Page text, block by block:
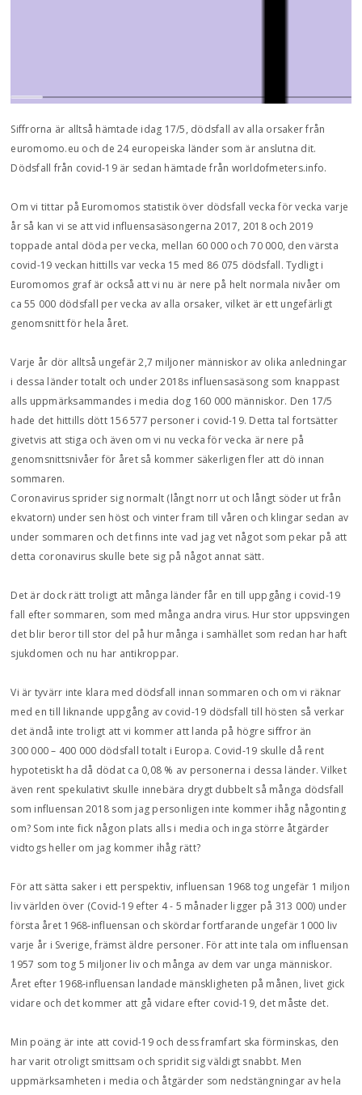
Siffrorna är alltså hämtade idag 17/5, dödsfall av alla orsaker från
euromomo.eu och de 24 europeiska länder som är anslutna dit.
Dödsfall från covid-19 är sedan hämtade från worldofmeters.info.
Om vi tittar på Euromomos statistik över dödsfall vecka för vecka varje
år så kan vi se att vid influensasäsongerna 2017, 2018 och 2019
toppade antal döda per vecka, mellan 60 000 och 70 000, den värsta
covid-19 veckan hittills var vecka 15 med 86 075 dödsfall. Tydligt i
Euromomos graf är också att vi nu är nere på helt normala nivåer om
ca 55 000 dödsfall per vecka av alla orsaker, vilket är ett ungefärligt
genomsnitt för hela året.
Varje år dör alltså ungefär 2,7 miljoner människor av olika anledningar
i dessa länder totalt och under 2018s influensasäsong som knappast
alls uppmärksammandes i media dog 160 000 människor. Den 17/5
hade det hittills dött 156 577 personer i covid-19. Detta tal fortsätter
givetvis att stiga och även om vi nu vecka för vecka är nere på
genomsnittsnivåer för året så kommer säkerligen fler att dö innan
sommaren.
Coronavirus sprider sig normalt (långt norr ut och långt söder ut från
ekvatorn) under sen höst och vinter fram till våren och klingar sedan av
under sommaren och det finns inte vad jag vet något som pekar på att
detta coronavirus skulle bete sig på något annat sätt.
Det är dock rätt troligt att många länder får en till uppgång i covid-19
fall efter sommaren, som med många andra virus. Hur stor uppsvingen
det blir beror till stor del på hur många i samhället som redan har haft
sjukdomen och nu har antikroppar.
Vi är tyvärr inte klara med dödsfall innan sommaren och om vi räknar
med en till liknande uppgång av covid-19 dödsfall till hösten så verkar
det ändå inte troligt att vi kommer att landa på högre siffror än
300 000 – 400 000 dödsfall totalt i Europa. Covid-19 skulle då rent
hypotetiskt ha då dödat ca 0,08 % av personerna i dessa länder. Vilket
även rent spekulativt skulle innebära drygt dubbelt så många dödsfall
som influensan 2018 som jag personligen inte kommer ihåg någonting
om? Som inte fick någon plats alls i media och inga större åtgärder
vidtogs heller om jag kommer ihåg rätt?
För att sätta saker i ett perspektiv, influensan 1968 tog ungefär 1 miljon
liv världen över (Covid-19 efter 4 - 5 månader ligger på 313 000) under
första året 1968-influensan och skördar fortfarande ungefär 1000 liv
varje år i Sverige, främst äldre personer. För att inte tala om influensan
1957 som tog 5 miljoner liv och många av dem var unga människor.
Året efter 1968-influensan landade mänskligheten på månen, livet gick
vidare och det kommer att gå vidare efter covid-19, det måste det.
Min poäng är inte att covid-19 och dess framfart ska förminskas, den
har varit otroligt smittsam och spridit sig väldigt snabbt. Men
uppmärksamheten i media och åtgärder som nedstängningar av hela